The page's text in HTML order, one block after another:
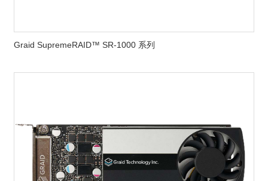
Graid SupremeRAID™ SR-1000 系列